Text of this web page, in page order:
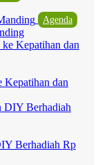
Agenda
Kepatihan dan
Berhadiah Rp